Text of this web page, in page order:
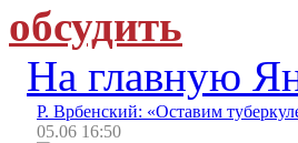
обсудить
На главную
Р. Врбенский: «Оставим
05.06 16:50